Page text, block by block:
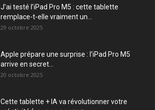
J’ai testé l’iPad Pro M5 : cette tablette
remplace-t-elle vraiment un...
29 octobre 2025
Apple prépare une surprise : l’iPad Pro M5
arrive en secret...
20 octobre 2025
Cette tablette + IA va révolutionner votre